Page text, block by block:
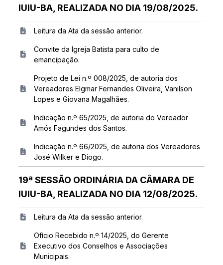
IUIU-BA, REALIZADA NO DIA 19/08/2025.
Leitura da Ata da sessão anterior.
Convite da Igreja Batista para culto de
emancipação.
Projeto de Lei n.º 008/2025, de autoria dos
Vereadores Elgmar Fernandes Oliveira, Vanilson
Lopes e Giovana Magalhães.
Indicação n.º 65/2025, de autoria do Vereador
Amós Fagundes dos Santos.
Indicação n.º 66/2025, de autoria dos Vereadores
José Wilker e Diogo.
19ª SESSÃO ORDINÁRIA DA CÂMARA DE
IUIU-BA, REALIZADA NO DIA 12/08/2025.
Leitura da Ata da sessão anterior.
Ofício Recebido n.º 14/2025, do Gerente
Executivo dos Conselhos e Associações
Municipais.